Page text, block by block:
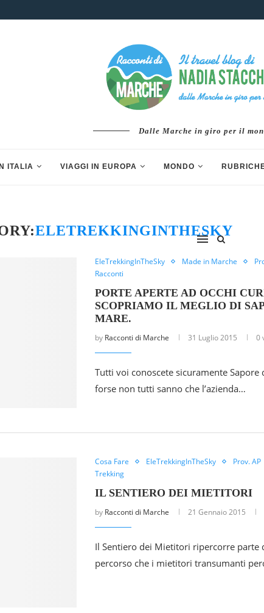
Dalle Marche in giro per il
ITALIA VIAGGI IN EUROPA MONDO
ELETREKKINGINTHESKY
EleTrekkingInTheSky Made in Marche
Racconti
PORTE APERTE AD OCCHI
SCOPRIAMO IL MEGLIO DI
MARE.
by Racconti di Marche 31 Luglio 2015 0
Tutti voi conoscete sicuramente Sapore
forse non tutti sanno che l’azienda…
Cosa Fare EleTrekkingInTheSky Prov. AP
Trekking
IL SENTIERO DEI MIETITORI
by Racconti di Marche 21 Gennaio 2015
Il Sentiero dei Mietitori ripercorre parte
percorso che i mietitori transumanti